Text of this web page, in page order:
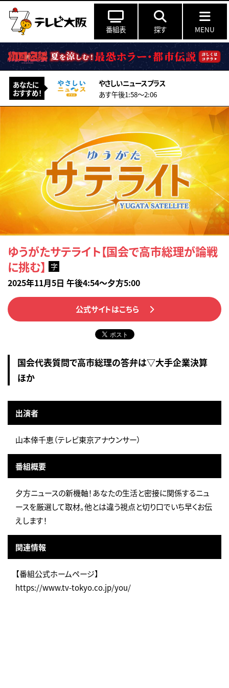
番組表 探す MENU
あなたに
おすすめ！
やさしいニュースプラス
あす午後1:58〜2:06
ゆうがたサテライト【国会で高市総理が論戦
に挑む】
字
2025年11月5日 午後4:54～夕方5:00
公式サイトはこちら
国会代表質問で高市総理の答弁は▽大手企業決算
ほか
出演者
山本倖千恵（テレビ東京アナウンサー）
番組概要
夕方ニュースの新機軸！あなたの生活と密接に関係するニュ
ースを厳選して取材。他とは違う視点と切り口でいち早くお伝
えします！
関連情報
【番組公式ホームページ】
https://www.tv-tokyo.co.jp/you/